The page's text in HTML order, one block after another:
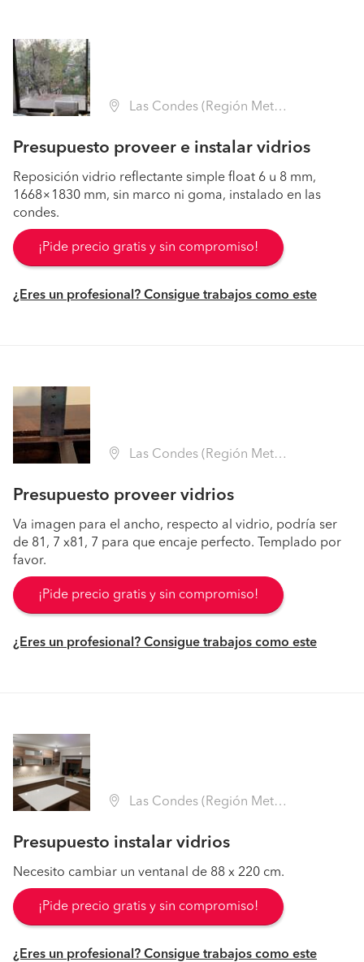
Las Condes (Región Metropolitana - Santiago)
Presupuesto proveer e instalar vidrios
Reposición vidrio reflectante simple float 6 u 8 mm,
1668×1830 mm, sin marco ni goma, instalado en las
condes.
¡Pide precio gratis y sin compromiso!
¿Eres un profesional? Consigue trabajos como este
Las Condes (Región Metropolitana - Santiago)
Presupuesto proveer vidrios
Va imagen para el ancho, respecto al vidrio, podría ser
de 81, 7 x81, 7 para que encaje perfecto. Templado por
favor.
¡Pide precio gratis y sin compromiso!
¿Eres un profesional? Consigue trabajos como este
Las Condes (Región Metropolitana - Santiago)
Presupuesto instalar vidrios
Necesito cambiar un ventanal de 88 x 220 cm.
¡Pide precio gratis y sin compromiso!
¿Eres un profesional? Consigue trabajos como este